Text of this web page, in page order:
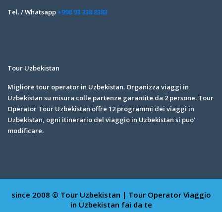
Tel. / Whatsapp +998 93 338 8383
Tour Uzbekistan
Migliore tour operator in Uzbekistan. Organizza viaggi in
Uzbekistan su misura colle partenze garantite da 2 persone. Tour
Operator Tour Uzbekistan offre 12 programmi dei viaggi in
Uzbekistan, ogni itinerario del viaggio in Uzbekistan si puo’
modificare.
since 2008 © Tour Uzbekistan | Tour Operator Viaggio
in Uzbekistan fai da te